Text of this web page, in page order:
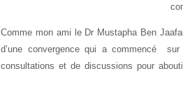
Comme mon ami le Dr Mustapha Ben
d’une convergence qui a commencé
consultations et de discussions pour